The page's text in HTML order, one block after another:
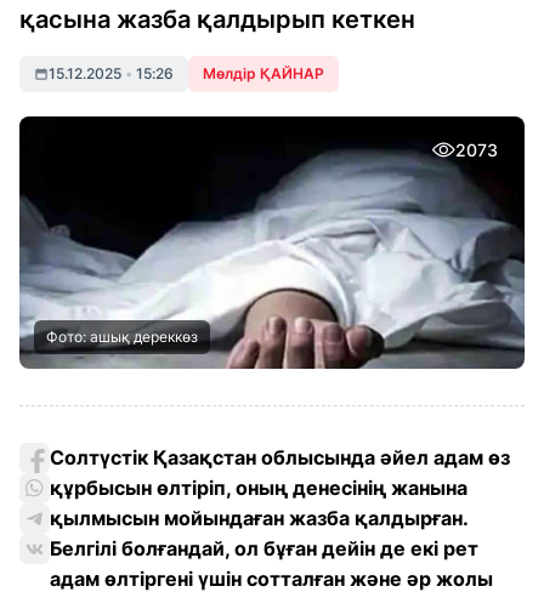
қасына жазба қалдырып кеткен
15.12.2025 • 15:26 Мөлдір ҚАЙНАР
2073
Фото: ашық дереккөз
Солтүстік Қазақстан облысында әйел адам өз
құрбысын өлтіріп, оның денесінің жанына
қылмысын мойындаған жазба қалдырған.
Белгілі болғандай, ол бұған дейін де екі рет
адам өлтіргені үшін сотталған және әр жолы